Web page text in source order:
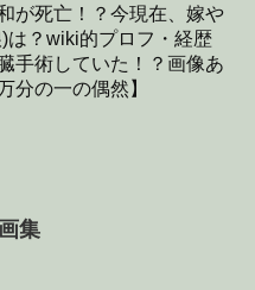
が死亡！？今現在、嫁や
は？wiki的プロフ・経歴
手術していた！？画像あ
分の一の偶然】
集